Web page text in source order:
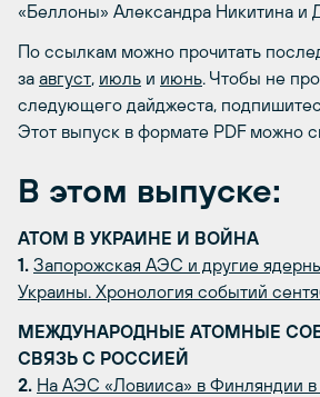
«Беллоны» Александра Никитина и
По ссылкам можно прочитать
за август, июль и июнь. Чтобы не
следующего дайджеста,
Этот выпуск в формате PDF можно
В этом выпуске:
АТОМ В УКРАИНЕ И ВОЙНА
1. Запорожская АЭС и другие
Украины. Хронология событий
МЕЖДУНАРОДНЫЕ АТОМНЫЕ
СВЯЗЬ С РОССИЕЙ
2. На АЭС «Ловииса» в Финляндии в